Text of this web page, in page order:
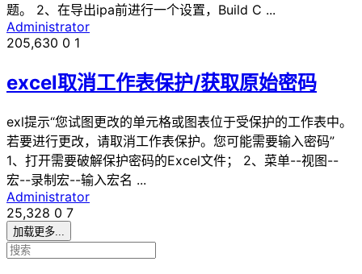
题。 2、在导出ipa前进行一个设置，Build C ...
Administrator
205,630 0 1
excel取消工作表保护/获取原始密码
exl提示“您试图更改的单元格或图表位于受保护的工作表中。
若要进行更改，请取消工作表保护。您可能需要输入密码”
1、打开需要破解保护密码的Excel文件； 2、菜单--视图--
宏--录制宏--输入宏名 ...
Administrator
25,328 0 7
加载更多...